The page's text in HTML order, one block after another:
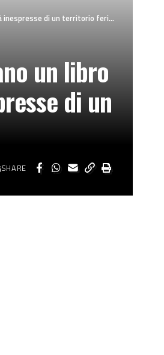
territorio ferito. Locandina e foto
un libro
di un
SHARE